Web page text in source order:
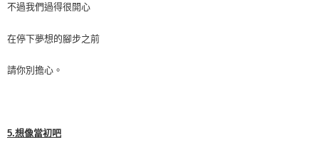
不過我們過得很開心
在停下夢想的腳步之前
請你別擔心。
5.想像當初吧